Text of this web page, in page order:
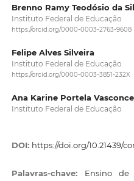
Brenno Ramy Teodósio da
Instituto Federal de Educação
https://orcid.org/0000-0003-2763-9608
Felipe Alves Silveira
Instituto Federal de Educação
https://orcid.org/0000-0003-3851-232X
Ana Karine Portela
Instituto Federal de Educação
DOI: https://doi.org/10.21439/
Palavras-chave: Ensino de